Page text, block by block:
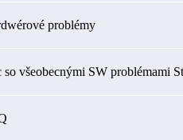
problémy
všeobecnými SW problémami